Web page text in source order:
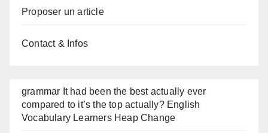
Proposer un article
Contact & Infos
grammar It had been the best actually ever
compared to it’s the top actually? English
Vocabulary Learners Heap Change